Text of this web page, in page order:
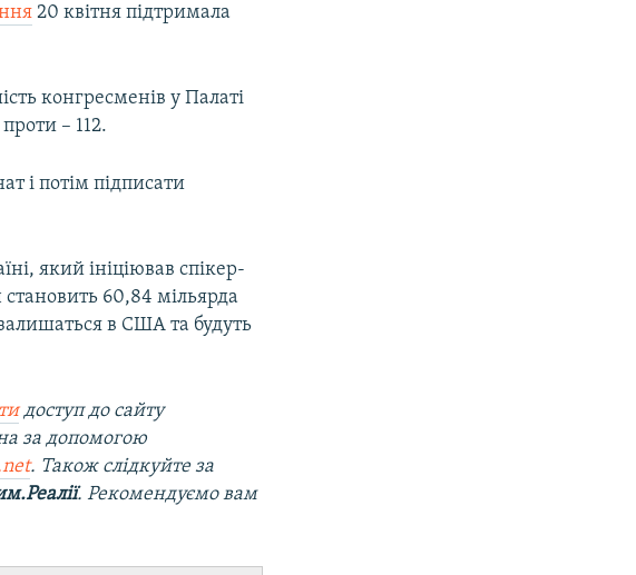
20 квітня підтримала
конгресменів у Палаті
– 112.
і потім підписати
який ініціював спікер-
60,84 мільярда
в США та будуть
доступ до сайту
за допомогою
. Також слідкуйте за
. Рекомендуємо вам